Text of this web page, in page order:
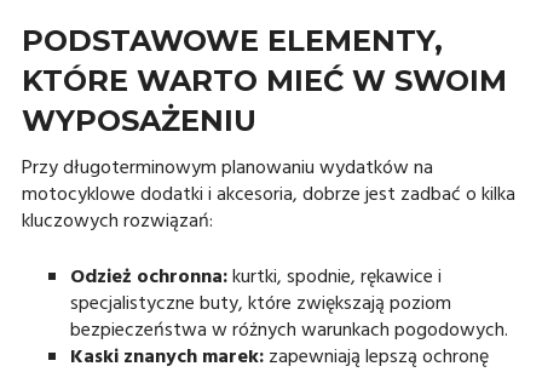
PODSTAWOWE ELEMENTY,
KTÓRE WARTO MIEĆ W SWOIM
WYPOSAŻENIU
Przy długoterminowym planowaniu wydatków na
motocyklowe dodatki i akcesoria, dobrze jest zadbać o kilka
kluczowych rozwiązań:
Odzież ochronna:kurtki, spodnie, rękawice i
specjalistyczne buty, które zwiększają poziom
bezpieczeństwa w różnych warunkach pogodowych.
Kaski znanych marek:zapewniają lepszą ochronę